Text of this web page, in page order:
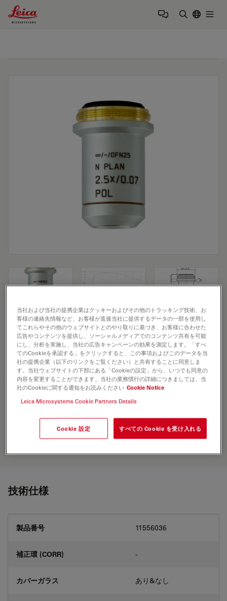
Leica Microsystems Logo
Microscope Objective N PLAN 2,5x/0,07
POL
見積依頼
Discover the perfect solution. Explore
our
Objective Finder, compare
alternatives, and find the best fit for
技術仕様
製品番号 11556036
補正環 (CORR) -
カバーガラス あり&なし
当社および当社の提携企業はクッキーおよびその他のトラッキング技術、お
客様の連絡先情報など、お客様が直接当社に提供するデータの一部を使用し
てこれらやその他のウェブサイトとのやり取りに基づき、お客様に合わせた
広告やコンテンツを提供し、ソーシャルメディアでのコンテンツ共有を可能
にし、分析を実施し、当社の広告キャンペーンの効果を測定します。「すべ
てのCookieを承認する」をクリックすると、この事項およびこのデータを当
社の提携企業（以下のリンクをご覧ください）と共有することに同意しま
す。当社ウェブサイトの下部にある「Cookieの設定」から、いつでも同意の
内容を変更することができます。当社の業務慣行の詳細につきましては、当
社のCookieに関する通知をお読みください Cookie Notice
Leica Microsystems Cookie Partners Details
Cookie 設定 すべての Cookie を受け入れる